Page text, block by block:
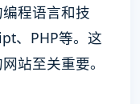
程语言和技
、PHP等。这
站至关重要。